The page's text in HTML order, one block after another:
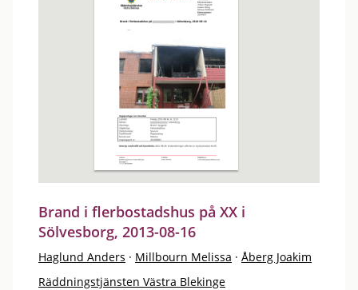
Brand i flerbostadshus på XX i
Sölvesborg, 2013-08-16
Haglund Anders · Millbourn Melissa · Åberg Joakim
Räddningstjänsten Västra Blekinge